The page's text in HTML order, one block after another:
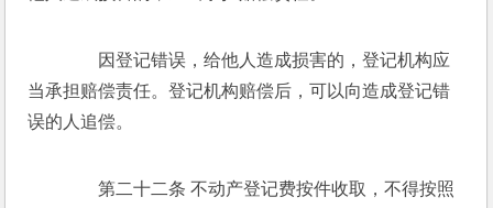
因登记错误，给他人造成损害的，登记机构应
当承担赔偿责任。登记机构赔偿后，可以向造成登记错
误的人追偿。
第二十二条 不动产登记费按件收取，不得按照